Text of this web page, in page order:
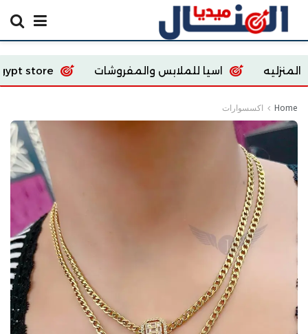
اسيا للملابس والمفروشات Ecoway Egypt store
Home اكسسوارات